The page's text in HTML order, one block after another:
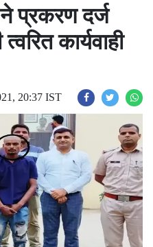
प्रकरण दर्ज
कार्यवाही
20:37 IST